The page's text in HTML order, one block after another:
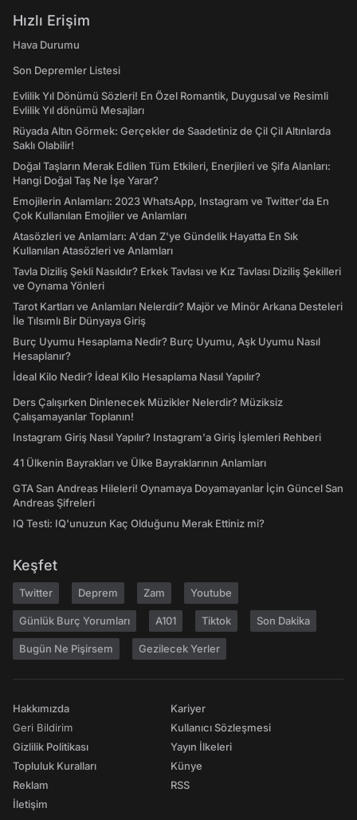
Hızlı Erişim
Hava Durumu
Son Depremler Listesi
Evlilik Yıl Dönümü Sözleri! En Özel Romantik, Duygusal ve Resimli
Evlilik Yıl dönümü Mesajları
Rüyada Altın Görmek: Gerçekler de Saadetiniz de Çil Çil Altınlarda
Saklı Olabilir!
Doğal Taşların Merak Edilen Tüm Etkileri, Enerjileri ve Şifa Alanları:
Hangi Doğal Taş Ne İşe Yarar?
Emojilerin Anlamları: 2023 WhatsApp, Instagram ve Twitter'da En
Çok Kullanılan Emojiler ve Anlamları
Atasözleri ve Anlamları: A'dan Z'ye Gündelik Hayatta En Sık
Kullanılan Atasözleri ve Anlamları
Tavla Diziliş Şekli Nasıldır? Erkek Tavlası ve Kız Tavlası Diziliş Şekilleri
ve Oynama Yönleri
Tarot Kartları ve Anlamları Nelerdir? Majör ve Minör Arkana Desteleri
İle Tılsımlı Bir Dünyaya Giriş
Burç Uyumu Hesaplama Nedir? Burç Uyumu, Aşk Uyumu Nasıl
Hesaplanır?
İdeal Kilo Nedir? İdeal Kilo Hesaplama Nasıl Yapılır?
Ders Çalışırken Dinlenecek Müzikler Nelerdir? Müziksiz
Çalışamayanlar Toplanın!
Instagram Giriş Nasıl Yapılır? Instagram'a Giriş İşlemleri Rehberi
41 Ülkenin Bayrakları ve Ülke Bayraklarının Anlamları
GTA San Andreas Hileleri! Oynamaya Doyamayanlar İçin Güncel San
Andreas Şifreleri
IQ Testi: IQ'unuzun Kaç Olduğunu Merak Ettiniz mi?
Keşfet
Twitter Deprem Zam Youtube
Günlük Burç Yorumları A101 Tiktok Son Dakika
Bugün Ne Pişirsem Gezilecek Yerler
Hakkımızda
Geri Bildirim
Gizlilik Politikası
Topluluk Kuralları
Reklam
İletişim
Kariyer
Kullanıcı Sözleşmesi
Yayın İlkeleri
Künye
RSS